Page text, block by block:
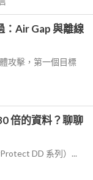
：Air Gap 與離線
攻擊，第一個目標
倍的資料？聊聊
DD 系列）...